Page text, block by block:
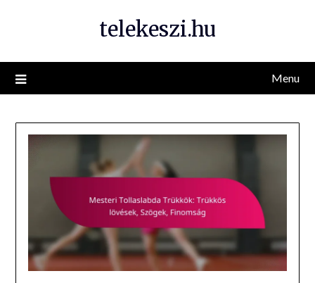
telekeszi.hu
Menu